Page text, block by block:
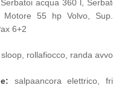
acqua 360 l,
Motore 55 hp Volvo,
6+2
sloop, rollafiocco, randa
salpaancora elettrico,